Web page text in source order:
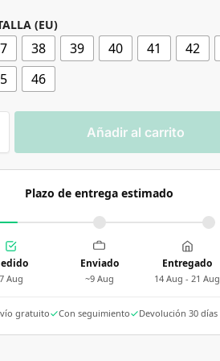
(EU)
38 39 40 41 42
46
Añadir al carrito
Plazo de entrega estimado
Aug
Enviado
~9 Aug
Entregado
14 Aug - 21 Aug
gratuito Con seguimiento Devolución 30 días